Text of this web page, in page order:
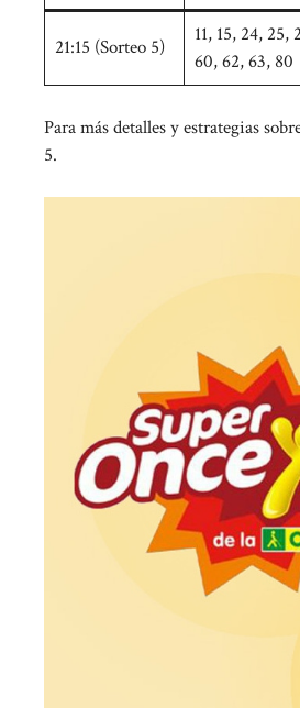
21:15 (Sorteo 5)
11, 15, 24,
60, 62, 63, 80
Para más detalles y estrategias
5.